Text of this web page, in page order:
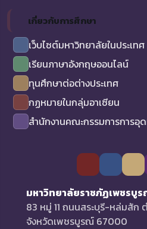
เกี่ยวกับการศึกษา
เว็บไซต์มหาวิทยาลัยในประเทศ
เรียนภาษาอังกฤษออนไลน์
ทุนศึกษาต่อต่างประเทศ
กฏหมายในกลุ่มอาเซียน
สำนักงานคณะกรรมการการอุ
มหาวิทยาลัยราชภัฏเพชรบู
83 หมู่ 11 ถนนสระบุรี-หล่มสัก
จังหวัดเพชรบูรณ์ 67000